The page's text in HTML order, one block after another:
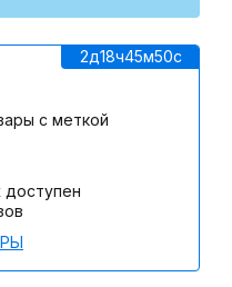
2д18ч45м50c
с меткой